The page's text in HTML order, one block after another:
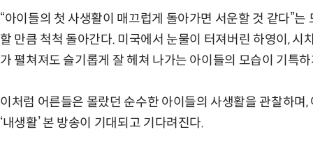
“아이들의 첫 사생활이 매끄럽게 돌아가면 서운할 것 같다”
할 만큼 척척 돌아간다. 미국에서 눈물이 터져버린 하영이, 시
가 펼쳐져도 슬기롭게 잘 헤쳐 나가는 아이들의 모습이 기특
이처럼 어른들은 몰랐던 순수한 아이들의 사생활을 관찰하며
‘내생활’ 본 방송이 기대되고 기다려진다.